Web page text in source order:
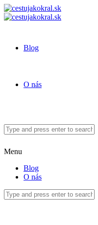
Blog
O nás
Menu
Blog
O nás